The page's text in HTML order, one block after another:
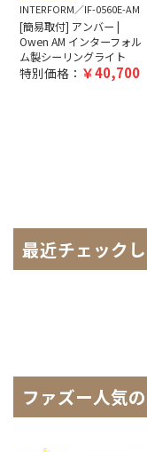
INTERFORM IF-0560E-AM
[簡易取付] アンバー |
Owen AM インターフォル
ム製シーリングライト
特別価格： 40,700
最近チェック
ファズー人気